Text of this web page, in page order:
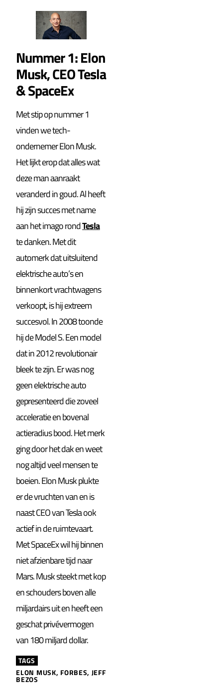
Nummer 1: Elon
Musk, CEO Tesla
& SpaceEx
Met stip op nummer 1
vinden we tech-
ondernemer Elon Musk.
Het lijkt erop dat alles wat
deze man aanraakt
veranderd in goud. Al heeft
hij zijn succes met name
aan het imago rondTesla
te danken. Met dit
automerk dat uitsluitend
elektrische auto’s en
binnenkort vrachtwagens
verkoopt, is hij extreem
succesvol. In 2008 toonde
hij de Model S. Een model
dat in 2012 revolutionair
bleek te zijn. Er was nog
geen elektrische auto
gepresenteerd die zoveel
acceleratie en bovenal
actieradius bood. Het merk
ging door het dak en weet
nog altijd veel mensen te
boeien. Elon Musk plukte
er de vruchten van en is
naast CEO van Tesla ook
actief in de ruimtevaart.
Met SpaceEx wil hij binnen
niet afzienbare tijd naar
Mars. Musk steekt met kop
en schouders boven alle
miljardairs uit en heeft een
geschat privévermogen
van 180 miljard dollar.
TAGS
ELON MUSK, FORBES, JEFF
BEZOS